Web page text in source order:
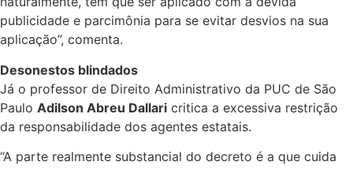
publicidade e parcimônia para se evitar desvios na sua
aplicação”, comenta.
Desonestos blindados
Já o professor de Direito Administrativo da PUC de São
Paulo Adilson Abreu Dallari critica a excessiva restrição
da responsabilidade dos agentes estatais.
“A parte realmente substancial do decreto é a que cuida